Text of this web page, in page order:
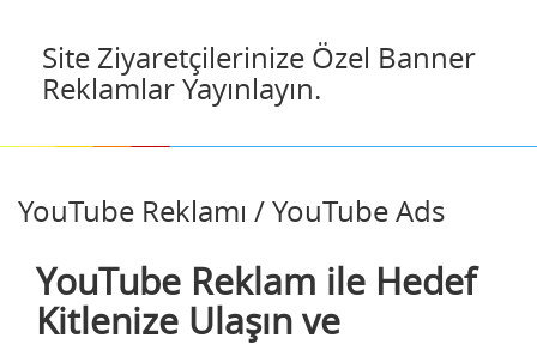
Site Ziyaretçilerinize Özel Banner
Reklamlar Yayınlayın.
YouTube Reklamı / YouTube Ads
YouTube Reklam ile Hedef
Kitlenize Ulaşın ve